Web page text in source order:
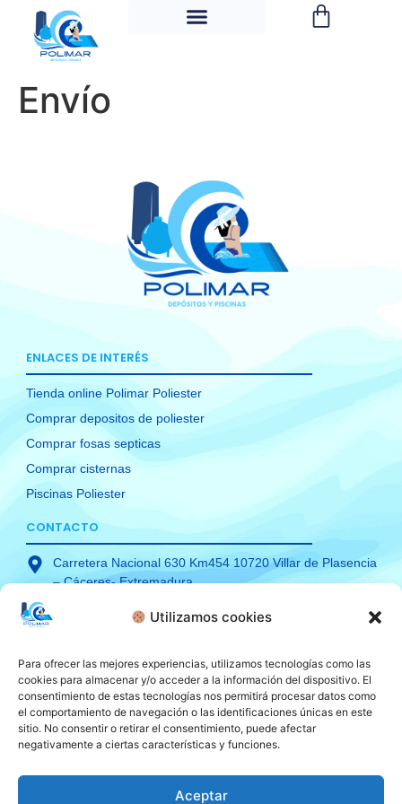
Utilizamos cookies
Para ofrecer las mejores experiencias, utilizamos tecnologías como las
cookies para almacenar y/o acceder a la información del dispositivo. El
consentimiento de estas tecnologías nos permitirá procesar datos como
el comportamiento de navegación o las identificaciones únicas en este
sitio. No consentir o retirar el consentimiento, puede afectar
negativamente a ciertas características y funciones.
Aceptar
Envío
ENLACES DE INTERÉS
Tienda online Polimar Poliester
Comprar depositos de poliester
Comprar fosas septicas
Comprar cisternas
Piscinas Poliester
CONTACTO
Carretera Nacional 630 Km454 10720 Villar de Plasencia
– Cáceres- Extremadura
comercial@polimarpoliester.com
TÉRMINOS Y CONDICIONES